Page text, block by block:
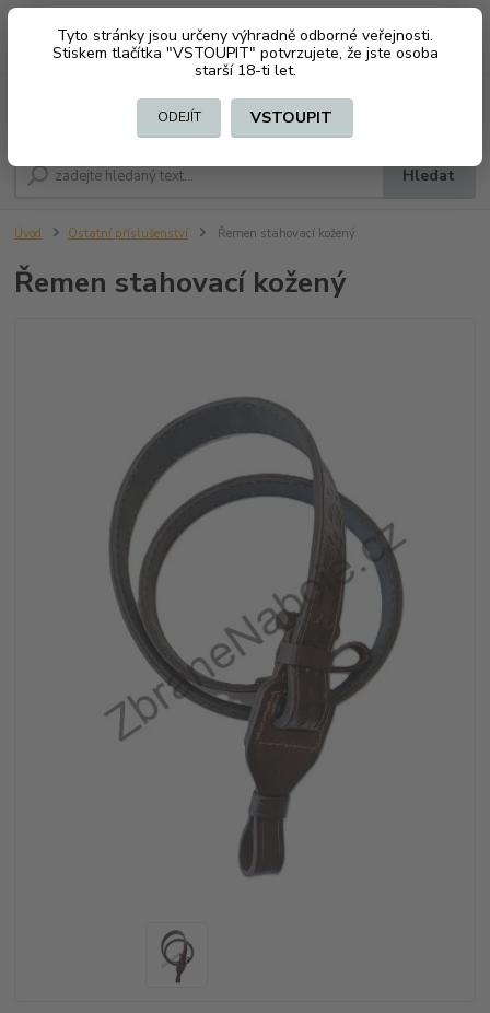
Tyto stránky jsou určeny výhradně odborné veřejnosti.
Stiskem tlačítka "VSTOUPIT" potvrzujete, že jste osoba
starší 18-ti let.
ODEJÍT VSTOUPIT
CZK
Hledat
+420 603794370 za0 Kč
Úvod Ostatní příslušenství Řemen stahovací kožený
Řemen stahovací kožený